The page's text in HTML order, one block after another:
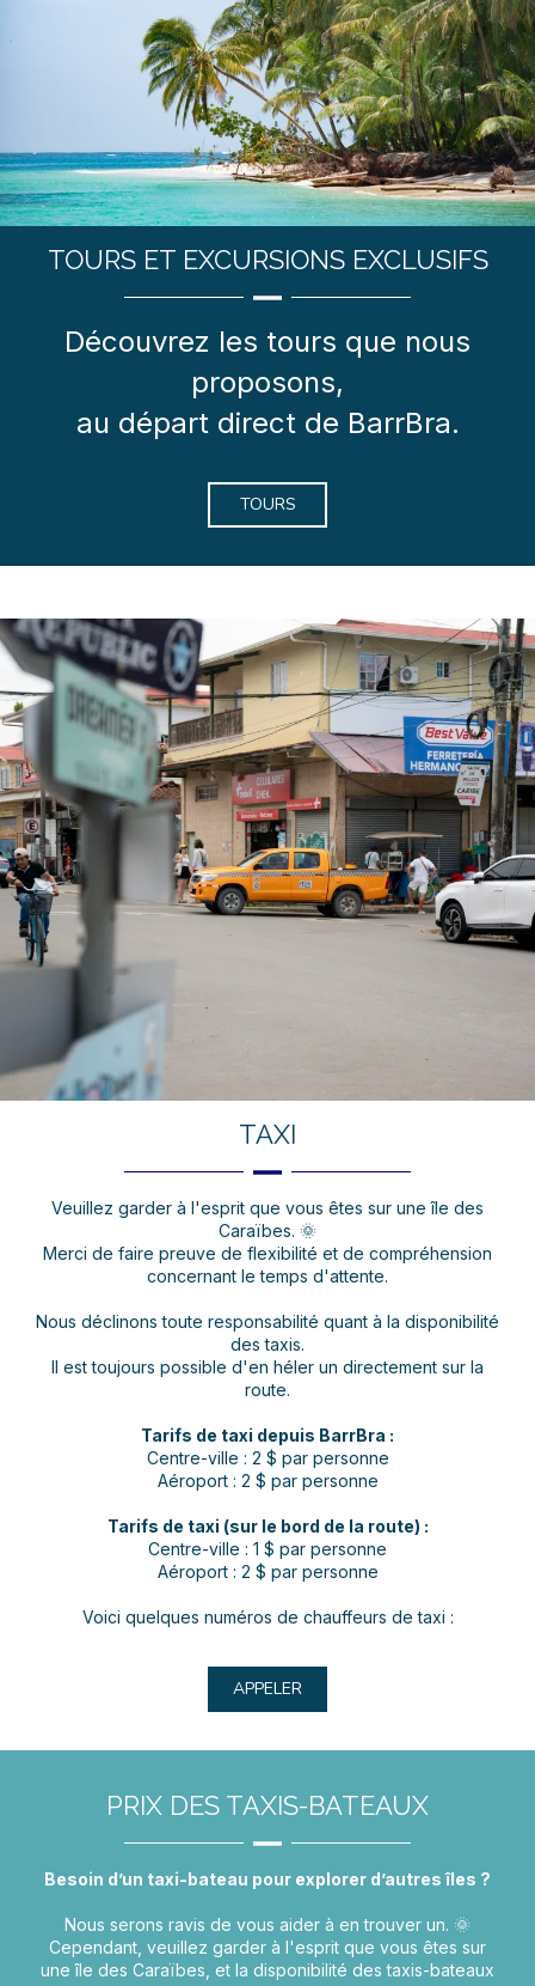
TOURS ET EXCURSIONS EXCLUSIFS
Découvrez les tours que nous
proposons,
au départ direct de BarrBra.
TOURS
TAXI
Veuillez garder à l'esprit que vous êtes sur une île des
Caraïbes. 🌞
Merci de faire preuve de flexibilité et de compréhension
concernant le temps d'attente.
Nous déclinons toute responsabilité quant à la disponibilité
des taxis.
Il est toujours possible d'en héler un directement sur la
route.
Tarifs de taxi depuis BarrBra :
Centre-ville : 2 $ par personne
Aéroport : 2 $ par personne
Tarifs de taxi (sur le bord de la route) :
Centre-ville : 1 $ par personne
Aéroport : 2 $ par personne
Voici quelques numéros de chauffeurs de taxi :
APPELER
PRIX DES TAXIS-BATEAUX
Besoin d’un taxi-bateau pour explorer d’autres îles ?
Nous serons ravis de vous aider à en trouver un. 🌞
Cependant, veuillez garder à l'esprit que vous êtes sur
une île des Caraïbes, et la disponibilité des taxis-bateaux